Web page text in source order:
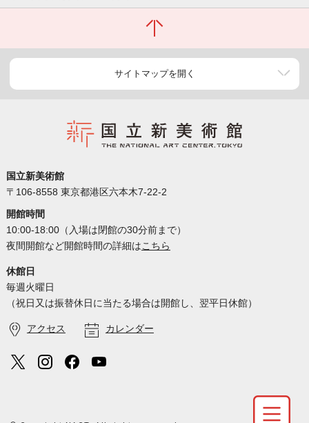
サイトマップを開く
国立新美術館
〒106-8558 東京都港区六本木7-22-2
開館時間
10:00-18:00（入場は閉館の30分前まで）
夜間開館など開館時間の詳細はこちら
休館日
毎週火曜日
（祝日又は振替休日に当たる場合は開館し、翌平日休館）
アクセス カレンダー